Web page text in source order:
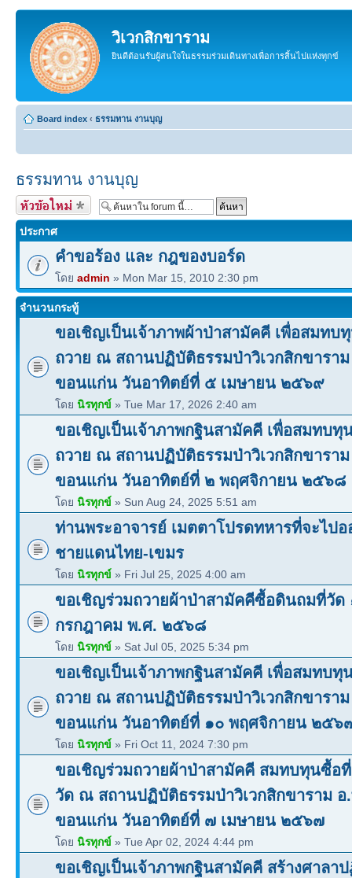
วิเวกสิกขาราม
ยินดีต้อนรับผู้สนใจในธรรมร่วมเดินทางเพื่อการสิ้นไปแห่งทุกข์
Board index ‹ ธรรมทาน งานบุญ
ธรรมทาน งานบุญ
สร้างหัวข้อใหม่
ประกาศ
คำขอร้อง และ กฎของบอร์ด
โดย admin » Mon Mar 15, 2010 2:30 pm
จำนวนกระทู้
ขอเชิญเป็นเจ้าภาพผ้าป่าสามัคคี เพื่อสมทบ
ถวาย ณ สถานปฏิบัติธรรมป่าวิเวกสิกขารา
ขอนแก่น วันอาทิตย์ที่ ๕ เมษายน ๒๕๖๙
โดย นิรทุกข์ » Tue Mar 17, 2026 2:40 am
ขอเชิญเป็นเจ้าภาพกฐินสามัคคี เพื่อสมทบ
ถวาย ณ สถานปฏิบัติธรรมป่าวิเวกสิกขารา
ขอนแก่น วันอาทิตย์ที่ ๒ พฤศจิกายน ๒๕๖๘
โดย นิรทุกข์ » Sun Aug 24, 2025 5:51 am
ท่านพระอาจารย์ เมตตาโปรดทหารที่จะไป
ชายแดนไทย-เขมร
โดย นิรทุกข์ » Fri Jul 25, 2025 4:00 am
ขอเชิญร่วมถวายผ้าป่าสามัคคีซื้อดินถมที่วัด
กรกฎาคม พ.ศ. ๒๕๖๘
โดย นิรทุกข์ » Sat Jul 05, 2025 5:34 pm
ขอเชิญเป็นเจ้าภาพกฐินสามัคคี เพื่อสมทบ
ถวาย ณ สถานปฏิบัติธรรมป่าวิเวกสิกขารา
ขอนแก่น วันอาทิตย์ที่ ๑๐ พฤศจิกายน ๒๕๖
โดย นิรทุกข์ » Fri Oct 11, 2024 7:30 pm
ขอเชิญร่วมถวายผ้าป่าสามัคคี สมทบทุนซื้อ
วัด ณ สถานปฏิบัติธรรมป่าวิเวกสิกขาราม อ
ขอนแก่น วันอาทิตย์ที่ ๗ เมษายน ๒๕๖๗
โดย นิรทุกข์ » Tue Apr 02, 2024 4:44 pm
ขอเชิญเป็นเจ้าภาพกฐินสามัคคี สร้างศาลา